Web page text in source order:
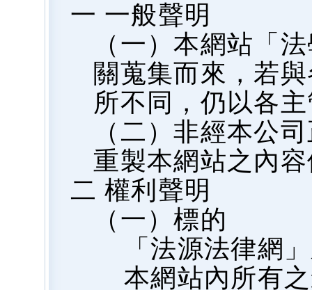
一 一般聲明
（一）本網站「
關蒐集而來，若
所不同，仍以各
（二）非經本公
重製本網站之內
二 權利聲明
（一）標的
「法源法律網
本網站內所有